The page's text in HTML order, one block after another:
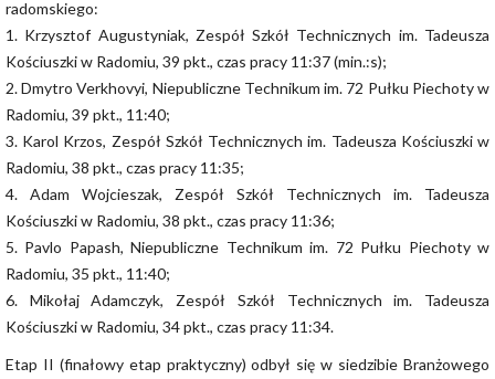
radomskiego:
1. Krzysztof Augustyniak, Zespół Szkół Technicznych im. Tadeusza
Kościuszki w Radomiu, 39 pkt., czas pracy 11:37 (min.:s);
2. Dmytro Verkhovyi, Niepubliczne Technikum im. 72 Pułku Piechoty w
Radomiu, 39 pkt., 11:40;
3. Karol Krzos, Zespół Szkół Technicznych im. Tadeusza Kościuszki w
Radomiu, 38 pkt., czas pracy 11:35;
4. Adam Wojcieszak, Zespół Szkół Technicznych im. Tadeusza
Kościuszki w Radomiu, 38 pkt., czas pracy 11:36;
5. Pavlo Papash, Niepubliczne Technikum im. 72 Pułku Piechoty w
Radomiu, 35 pkt., 11:40;
6. Mikołaj Adamczyk, Zespół Szkół Technicznych im. Tadeusza
Kościuszki w Radomiu, 34 pkt., czas pracy 11:34.
Etap II (finałowy etap praktyczny) odbył się w siedzibie Branżowego